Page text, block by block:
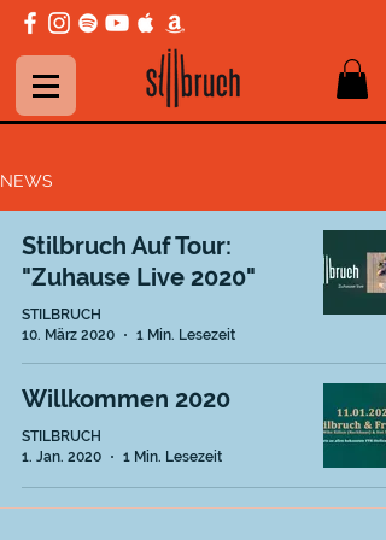
NEWS
Stilbruch Auf Tour:
"Zuhause Live 2020"
STILBRUCH
10. März 2020
1 Min. Lesezeit
Willkommen 2020
STILBRUCH
1. Jan. 2020
1 Min. Lesezeit